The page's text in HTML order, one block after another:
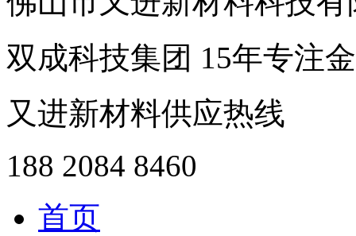
双成科技集团 15年专注
又进新材料供应热线
188 2084 8460
首页